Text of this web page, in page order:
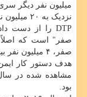
میلیون نفر دیگر
صفر" است که اصلاً
بود.